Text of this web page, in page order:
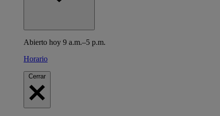
Abierto hoy 9 a.m.–5 p.m.
Horario
Cerrar